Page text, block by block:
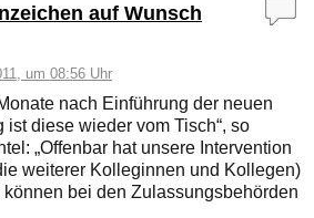
auf Wunsch
um 08:56 Uhr
nach Einführung der neuen
diese wieder vom Tisch“, so
„Offenbar hat unsere Intervention
weiterer Kolleginnen und Kollegen)
bei den Zulassungsbehörden